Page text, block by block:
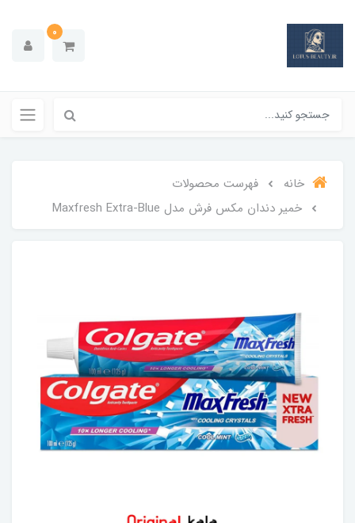
0
خانه
فهرست محصولات
خمیر دندان مکس فرش مدل Maxfresh Extra-Blue